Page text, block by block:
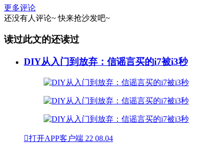
更多评论
还没有人评论~ 快来抢沙发吧~
读过此文的还读过
DIY从入门到放弃：信谣言买的i7被i3秒
打开APP客户端 22 08.04